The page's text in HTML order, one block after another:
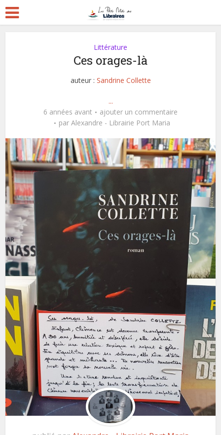
Littérature
Ces orages-là
auteur : Sandrine Collette
...
6 années avant
ajouter un commentaire
par Alexandre - Librairie Port Maria